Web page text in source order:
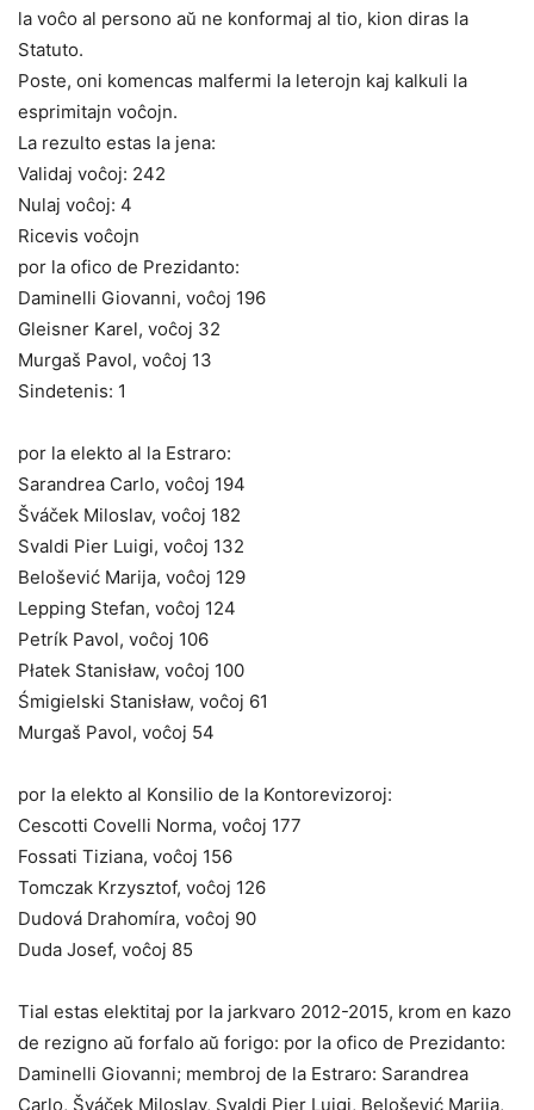
la voĉo al persono aŭ ne konformaj al tio, kion diras la
Statuto.
Poste, oni komencas malfermi la leterojn kaj kalkuli la
esprimitajn voĉojn.
La rezulto estas la jena:
Validaj voĉoj: 242
Nulaj voĉoj: 4
Ricevis voĉojn
por la ofico de Prezidanto:
Daminelli Giovanni, voĉoj 196
Gleisner Karel, voĉoj 32
Murgaš Pavol, voĉoj 13
Sindetenis: 1
por la elekto al la Estraro:
Sarandrea Carlo, voĉoj 194
Šváček Miloslav, voĉoj 182
Svaldi Pier Luigi, voĉoj 132
Belošević Marija, voĉoj 129
Lepping Stefan, voĉoj 124
Petrík Pavol, voĉoj 106
Płatek Stanisław, voĉoj 100
Śmigielski Stanisław, voĉoj 61
Murgaš Pavol, voĉoj 54
por la elekto al Konsilio de la Kontorevizoroj:
Cescotti Covelli Norma, voĉoj 177
Fossati Tiziana, voĉoj 156
Tomczak Krzysztof, voĉoj 126
Dudová Drahomíra, voĉoj 90
Duda Josef, voĉoj 85
Tial estas elektitaj por la jarkvaro 2012-2015, krom en kazo
de rezigno aŭ forfalo aŭ forigo: por la ofico de Prezidanto:
Daminelli Giovanni; membroj de la Estraro: Sarandrea
Carlo, Šváček Miloslav, Svaldi Pier Luigi, Belošević Marija,